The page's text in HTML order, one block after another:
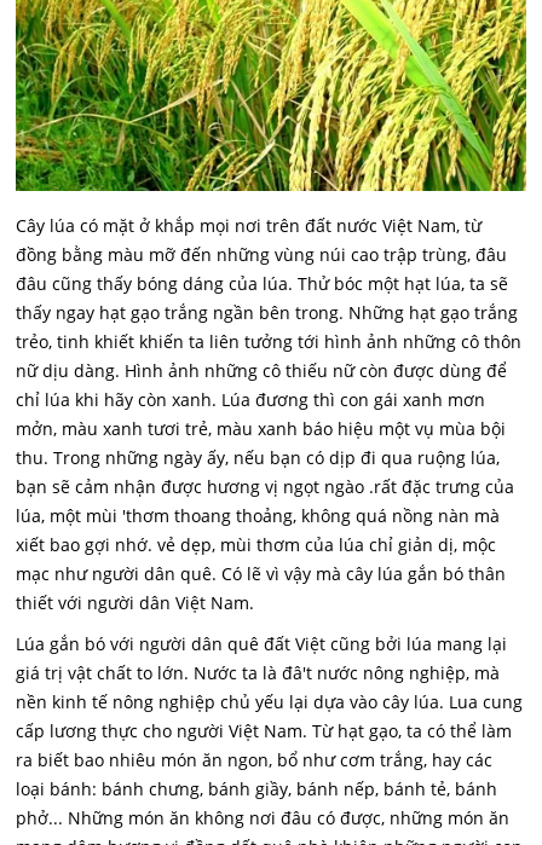
Cây lúa có mặt ở khắp mọi nơi trên đất nước Việt Nam, từ
đồng bằng màu mỡ đến những vùng núi cao trập trùng, đâu
đâu cũng thấy bóng dáng của lúa. Thử bóc một hạt lúa, ta sẽ
thấy ngay hạt gạo trắng ngần bên trong. Những hạt gạo trắng
trẻo, tinh khiết khiến ta liên tưởng tới hình ảnh những cô thôn
nữ dịu dàng. Hình ảnh những cô thiếu nữ còn được dùng để
chỉ lúa khi hãy còn xanh. Lúa đương thì con gái xanh mơn
mởn, màu xanh tươi trẻ, màu xanh báo hiệu một vụ mùa bội
thu. Trong những ngày ấy, nếu bạn có dịp đi qua ruộng lúa,
bạn sẽ cảm nhận được hương vị ngọt ngào .rất đặc trưng của
lúa, một mùi 'thơm thoang thoảng, không quá nồng nàn mà
xiết bao gợi nhớ. vẻ dẹp, mùi thơm của lúa chỉ giản dị, mộc
mạc như người dân quê. Có lẽ vì vậy mà cây lúa gắn bó thân
thiết với người dân Việt Nam.
Lúa gắn bó với người dân quê đất Việt cũng bởi lúa mang lại
giá trị vật chất to lớn. Nước ta là đâ't nước nông nghiệp, mà
nền kinh tế nông nghiệp chủ yếu lại dựa vào cây lúa. Lua cung
cấp lương thực cho người Việt Nam. Từ hạt gạo, ta có thể làm
ra biết bao nhiêu món ăn ngon, bổ như cơm trắng, hay các
loại bánh: bánh chưng, bánh giầy, bánh nếp, bánh tẻ, bánh
phở... Những món ăn không nơi đâu có được, những món ăn